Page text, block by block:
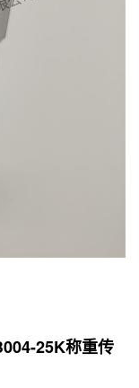
25K称重传